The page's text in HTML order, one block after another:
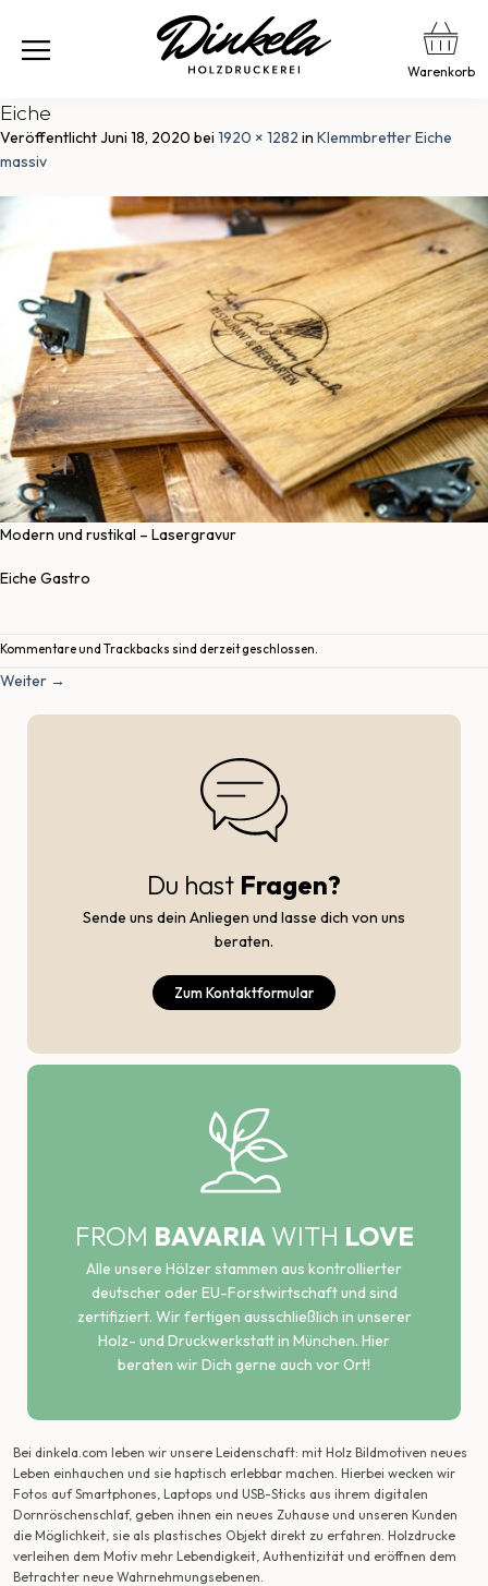
Warenkorb
Eiche
VeröffentlichtJuni 18, 2020 bei 1920 × 1282 in Klemmbretter Eiche
massiv
Modern und rustikal – Lasergravur
Eiche Gastro
Kommentare und Trackbacks sind derzeit geschlossen.
Weiter →
Du hast Fragen?
Sende uns dein Anliegen und lasse dich von uns
beraten.
Zum Kontaktformular
FROM BAVARIA WITH LOVE
Alle unsere Hölzer stammen aus kontrollierter
deutscher oder EU-Forstwirtschaft und sind
zertifiziert. Wir fertigen ausschließlich in unserer
Holz- und Druckwerkstatt in München. Hier
beraten wir Dich gerne auch vor Ort!
Bei dinkela.com leben wir unsere Leidenschaft: mit Holz Bildmotiven neues
Leben einhauchen und sie haptisch erlebbar machen. Hierbei wecken wir
Fotos auf Smartphones, Laptops und USB-Sticks aus ihrem digitalen
Dornröschenschlaf, geben ihnen ein neues Zuhause und unseren Kunden
die Möglichkeit, sie als plastisches Objekt direkt zu erfahren. Holzdrucke
verleihen dem Motiv mehr Lebendigkeit, Authentizität und eröffnen dem
Betrachter neue Wahrnehmungsebenen.